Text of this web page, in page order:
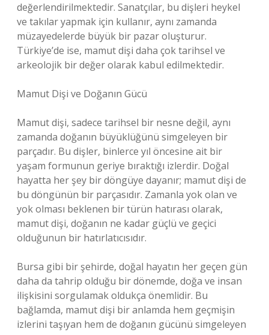
değerlendirilmektedir. Sanatçılar, bu dişleri heykel
ve takılar yapmak için kullanır, aynı zamanda
müzayedelerde büyük bir pazar oluşturur.
Türkiye’de ise, mamut dişi daha çok tarihsel ve
arkeolojik bir değer olarak kabul edilmektedir.
Mamut Dişi ve Doğanın Gücü
Mamut dişi, sadece tarihsel bir nesne değil, aynı
zamanda doğanın büyüklüğünü simgeleyen bir
parçadır. Bu dişler, binlerce yıl öncesine ait bir
yaşam formunun geriye bıraktığı izlerdir. Doğal
hayatta her şey bir döngüye dayanır; mamut dişi de
bu döngünün bir parçasıdır. Zamanla yok olan ve
yok olması beklenen bir türün hatırası olarak,
mamut dişi, doğanın ne kadar güçlü ve geçici
olduğunun bir hatırlatıcısıdır.
Bursa gibi bir şehirde, doğal hayatın her geçen gün
daha da tahrip olduğu bir dönemde, doğa ve insan
ilişkisini sorgulamak oldukça önemlidir. Bu
bağlamda, mamut dişi bir anlamda hem geçmişin
izlerini taşıyan hem de doğanın gücünü simgeleyen